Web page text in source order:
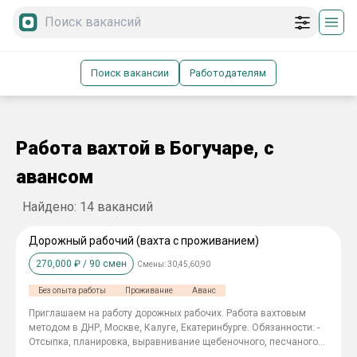
Поиск вакансии Работодателям
Работа вахтой в Богучаре, с
авансом
Найдено: 14 вакансий
Дорожный рабочий (вахта с проживанием)
270,000 ₽ / 90 смен Смены:30,45,60,90
Без опыта работы Проживание Аванс
Приглашаем на работу дорожных рабочих. Работа вахтовым
методом в ДНР, Москве, Калуге, Екатеринбурге. Обязанности: -
Отсыпка, планировка, выравнивание щебеночного, песчаного